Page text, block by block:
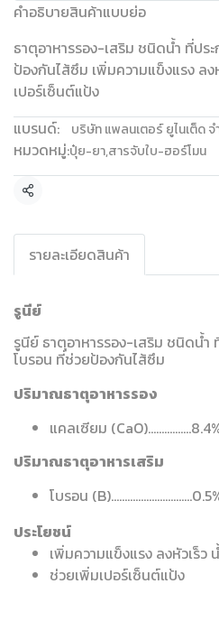
คำอธิบายสินค้าแบบย่อ
ธาตุอาหารรอง-เสริม ชนิดน้ำ ที่ปร
ป้องกันไส้ซึม เพิ่มความแข็งแรง ล
เปอร์เซ็นต์แป้ง
แบรนด์:
บริษัท แพลนเตอร์ ยูไนเต็ด จ
หมวดหมู่:ปุ๋ย-ยา,สารจับใบ-ฮอร์โมน
แชร์
รายละเอียดสินค้า
รูนีย์
รูนีย์ ธาตุอาหารรอง-เสริม ชนิดน้ำ
โบรอน ที่ช่วยป้องกันไส้ซึม
ปริมาณธาตุอาหารรอง
แคลเซียม
ปริมาณธาตุอาหารเสริม
โบรอน
ประโยชน์
เพิ่มความแข็งแรง ลงหัวเร็ว
ช่วยเพิ่มเปอร์เซ็นต์แป้ง